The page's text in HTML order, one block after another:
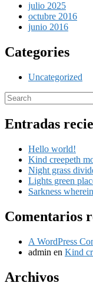
julio 2025
octubre 2016
junio 2016
Categories
Uncategorized
Entradas
Hello world!
Kind creepeth
Night grass
Lights green
Sarkness
Comentarios
A WordPress
admin en Kind
Archivos